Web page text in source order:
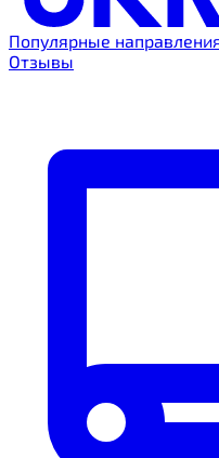
Популярные
Отзывы